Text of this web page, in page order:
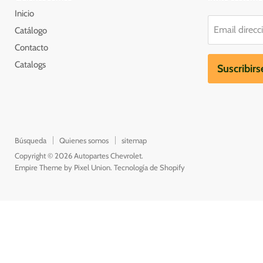
Inicio
Catálogo
Contacto
Catalogs
Email
Búsqueda Quienes somos
sitemap
Copyright © 2026 Autopartes Chevrolet.
Empire Theme by Pixel Union. Tecnología de Shopify